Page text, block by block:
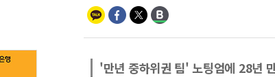
'만년 중하위권 팀' 노팅엄에 28년